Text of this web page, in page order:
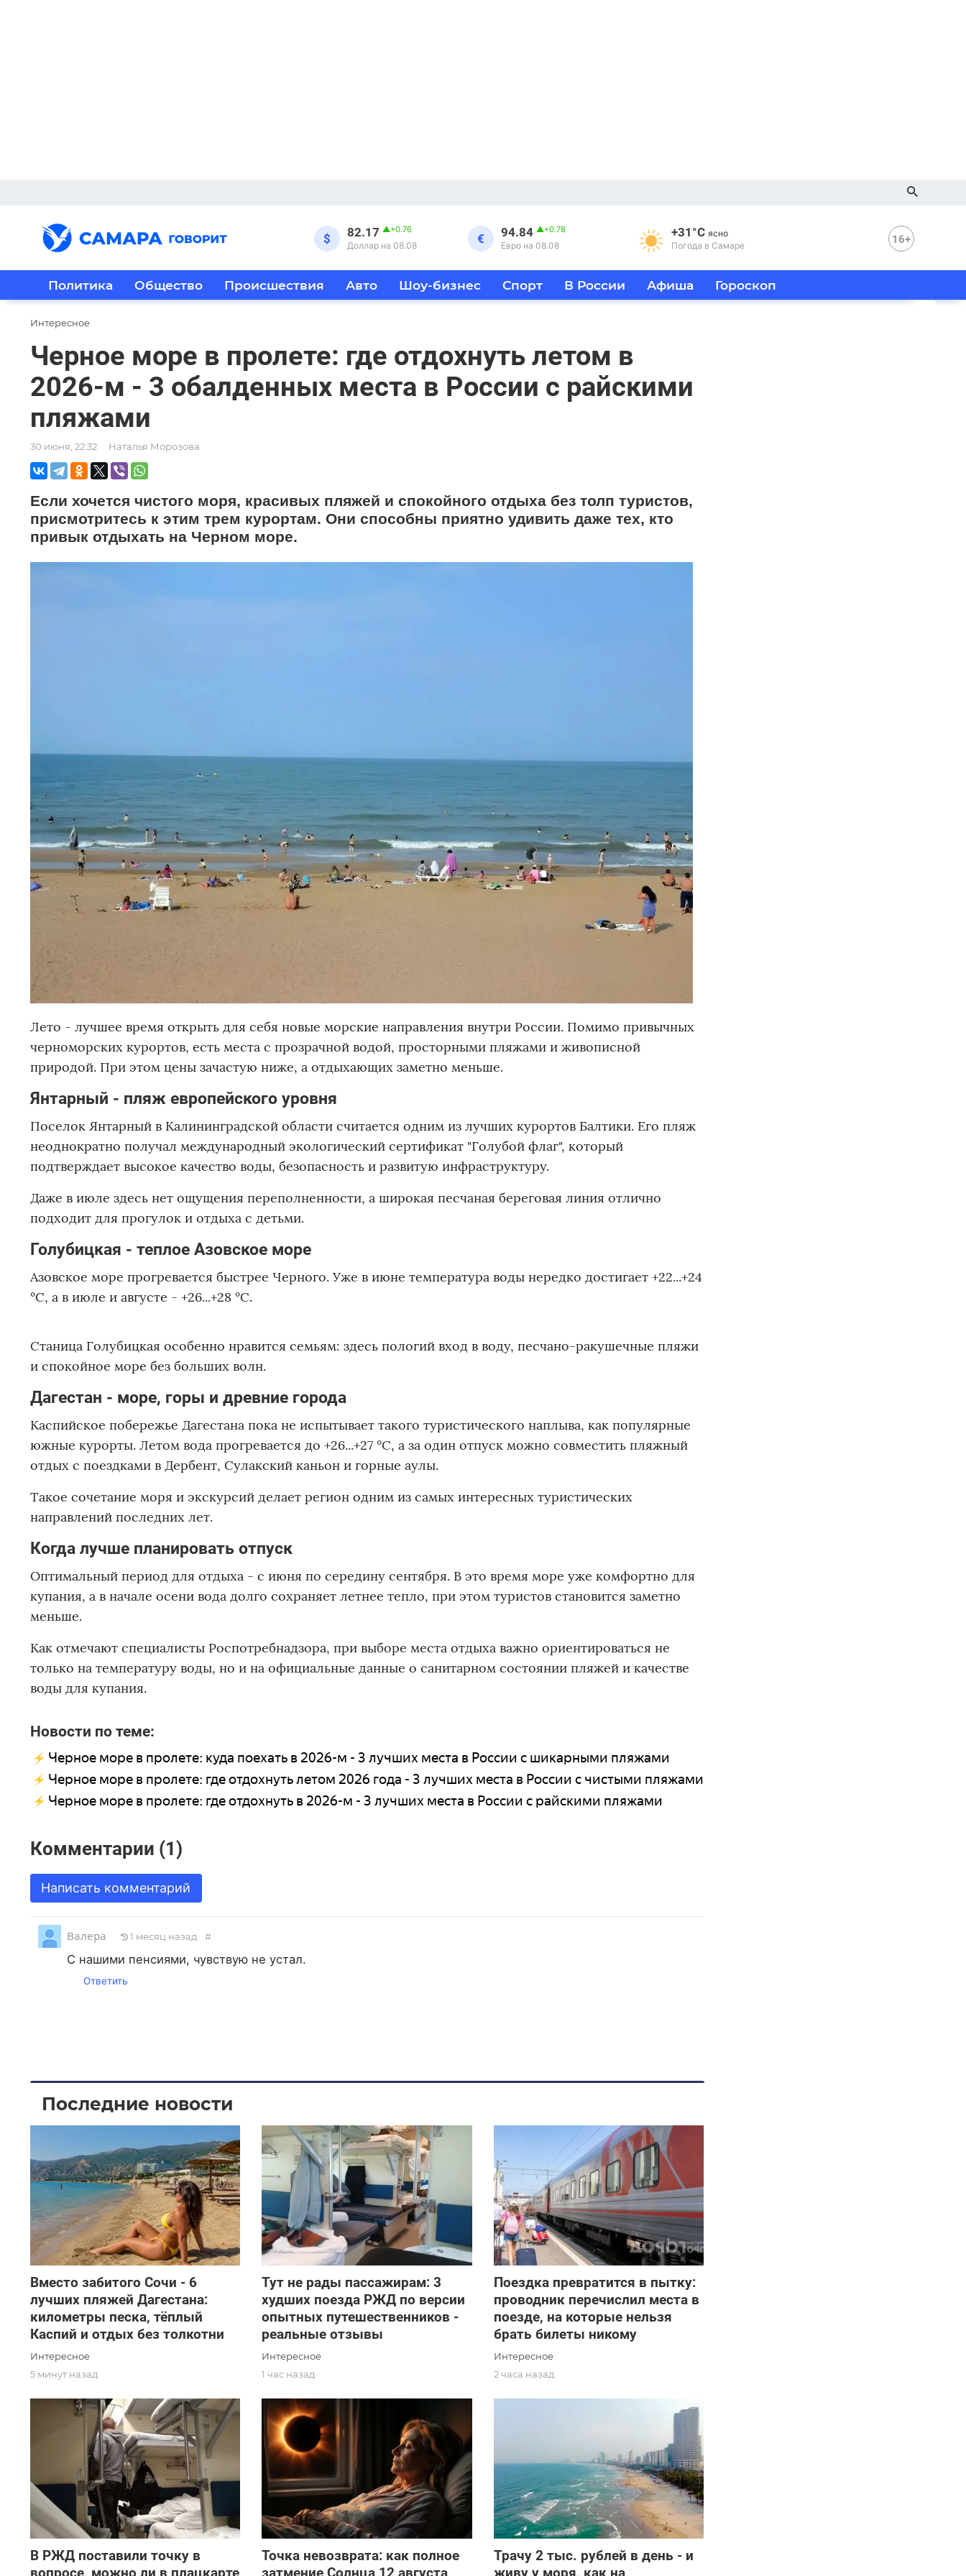
$ 82.17 ▲+0.76
Доллар на 08.08 € 94.84 ▲+0.78
Евро на 08.08
+31°C ясно
Погода в Самаре
16+
Политика Общество Происшествия Авто Шоу-бизнес Спорт В России Афиша Гороскоп
Интересное
Черное море в пролете: где отдохнуть летом в
2026-м - 3 обалденных места в России с райскими
пляжами
30 июня, 22:32 Наталья Морозова
Если хочется чистого моря, красивых пляжей и спокойного отдыха без толп туристов,
присмотритесь к этим трем курортам. Они способны приятно удивить даже тех, кто
привык отдыхать на Черном море.
Лето - лучшее время открыть для себя новые морские направления внутри России. Помимо привычных
черноморских курортов, есть места с прозрачной водой, просторными пляжами и живописной
природой. При этом цены зачастую ниже, а отдыхающих заметно меньше.
Янтарный - пляж европейского уровня
Поселок Янтарный в Калининградской области считается одним из лучших курортов Балтики. Его пляж
неоднократно получал международный экологический сертификат "Голубой флаг", который
подтверждает высокое качество воды, безопасность и развитую инфраструктуру.
Даже в июле здесь нет ощущения переполненности, а широкая песчаная береговая линия отлично
подходит для прогулок и отдыха с детьми.
Голубицкая - теплое Азовское море
Азовское море прогревается быстрее Черного. Уже в июне температура воды нередко достигает +22...+24
°C, а в июле и августе - +26...+28 °C.
Станица Голубицкая особенно нравится семьям: здесь пологий вход в воду, песчано-ракушечные пляжи
и спокойное море без больших волн.
Дагестан - море, горы и древние города
Каспийское побережье Дагестана пока не испытывает такого туристического наплыва, как популярные
южные курорты. Летом вода прогревается до +26...+27 °C, а за один отпуск можно совместить пляжный
отдых с поездками в Дербент, Сулакский каньон и горные аулы.
Такое сочетание моря и экскурсий делает регион одним из самых интересных туристических
направлений последних лет.
Когда лучше планировать отпуск
Оптимальный период для отдыха - с июня по середину сентября. В это время море уже комфортно для
купания, а в начале осени вода долго сохраняет летнее тепло, при этом туристов становится заметно
меньше.
Как отмечают специалисты Роспотребнадзора, при выборе места отдыха важно ориентироваться не
только на температуру воды, но и на официальные данные о санитарном состоянии пляжей и качестве
воды для купания.
Новости по теме:
Черное море в пролете: куда поехать в 2026-м - 3 лучших места в России с шикарными пляжами
Черное море в пролете: где отдохнуть летом 2026 года - 3 лучших места в России с чистыми пляжами
Черное море в пролете: где отдохнуть в 2026-м - 3 лучших места в России с райскими пляжами
Комментарии (1)
Написать комментарий
Валера 1 месяц назад #
С нашими пенсиями, чувствую не устал.
Ответить
Последние новости
Вместо забитого Сочи - 6
лучших пляжей Дагестана:
километры песка, тёплый
Каспий и отдых без толкотни
Интересное
5 минут назад
Тут не рады пассажирам: 3
худших поезда РЖД по версии
опытных путешественников -
реальные отзывы
Интересное
1 час назад
Поездка превратится в пытку:
проводник перечислил места в
поезде, на которые нельзя
брать билеты никому
Интересное
2 часа назад
В РЖД поставили точку в
Точка невозврата: как полное
Трачу 2 тыс. рублей в день - и